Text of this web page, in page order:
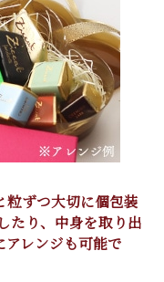
粒ずつ大切に個包装
たり、中身を取り出
アレンジも可能で